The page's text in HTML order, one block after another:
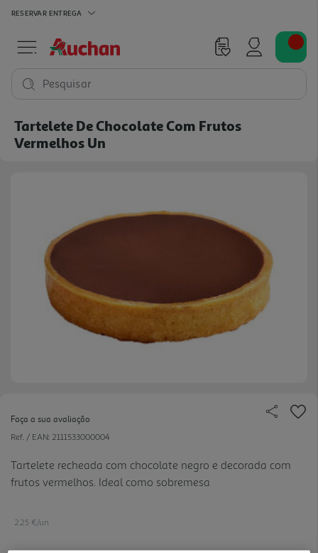
RESERVAR ENTREGA
Pesquisar
Tartelete De Chocolate Com Frutos
Vermelhos Un
Faça a sua avaliação
Ref. / EAN: 2111533000004
Tartelete recheada com chocolate negro e decorada com
frutos vermelhos. Ideal como sobremesa
2.25 €/un